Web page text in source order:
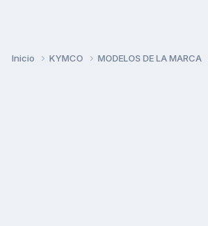
Inicio KYMCO MODELOS DE LA MARCA